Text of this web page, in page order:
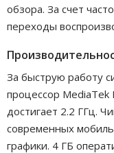
обзора. За счет
переходы
За быструю работу
процессор MediaTek
достигает 2.2 ГГц.
современных
графики. 4 ГБ